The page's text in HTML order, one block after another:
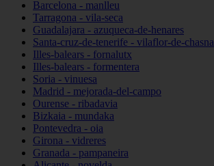
Barcelona - manlleu
Tarragona - vila-seca
Guadalajara - azuqueca-de-henares
Santa-cruz-de-tenerife - vilaflor-de-chasna
Illes-balears - fornalutx
Illes-balears - formentera
Soria - vinuesa
Madrid - mejorada-del-campo
Ourense - ribadavia
Bizkaia - mundaka
Pontevedra - oia
Girona - vidreres
Granada - pampaneira